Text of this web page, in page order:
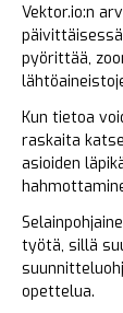
Vektor.io:n
pyörittää,
Kun tietoa
raskaita
asioiden
työtä, sillä
opettelua.